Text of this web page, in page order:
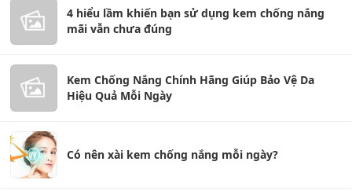
4 hiểu lầm khiến bạn sử dụng kem chống nắng
mãi vẫn chưa đúng
Kem Chống Nắng Chính Hãng Giúp Bảo Vệ Da
Hiệu Quả Mỗi Ngày
Có nên xài kem chống nắng mỗi ngày?